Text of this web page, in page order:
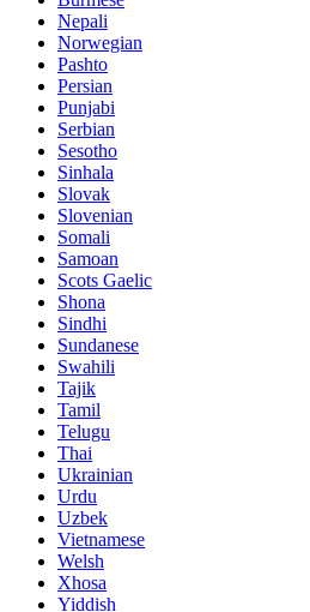
Nepali
Norwegian
Pashto
Persian
Punjabi
Serbian
Sesotho
Sinhala
Slovak
Slovenian
Somali
Samoan
Scots Gaelic
Shona
Sindhi
Sundanese
Swahili
Tajik
Tamil
Telugu
Thai
Ukrainian
Urdu
Uzbek
Vietnamese
Welsh
Xhosa
Yiddish